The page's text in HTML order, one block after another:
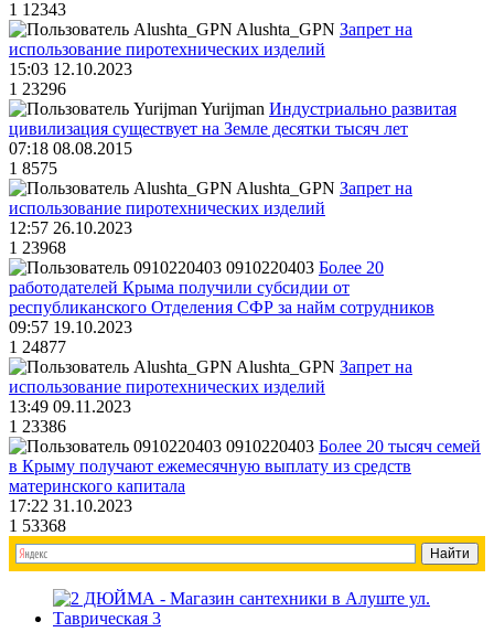
1 12343
Alushta_GPN Запрет на
использование пиротехнических изделий
15:03 12.10.2023
1 23296
Yurijman Индустриально развитая
цивилизация существует на Земле десятки тысяч лет
07:18 08.08.2015
1 8575
Alushta_GPN Запрет на
использование пиротехнических изделий
12:57 26.10.2023
1 23968
0910220403 Более 20
работодателей Крыма получили субсидии от
республиканского Отделения СФР за найм сотрудников
09:57 19.10.2023
1 24877
Alushta_GPN Запрет на
использование пиротехнических изделий
13:49 09.11.2023
1 23386
0910220403 Более 20 тысяч семей
в Крыму получают ежемесячную выплату из средств
материнского капитала
17:22 31.10.2023
1 53368